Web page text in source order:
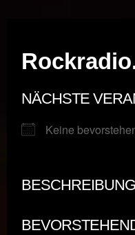
NÄCHSTE
Keine
BESCHREIBUNG